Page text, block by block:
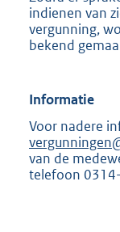
indienen van
vergunning,
bekend
Informatie
Voor nadere
van de
telefoon